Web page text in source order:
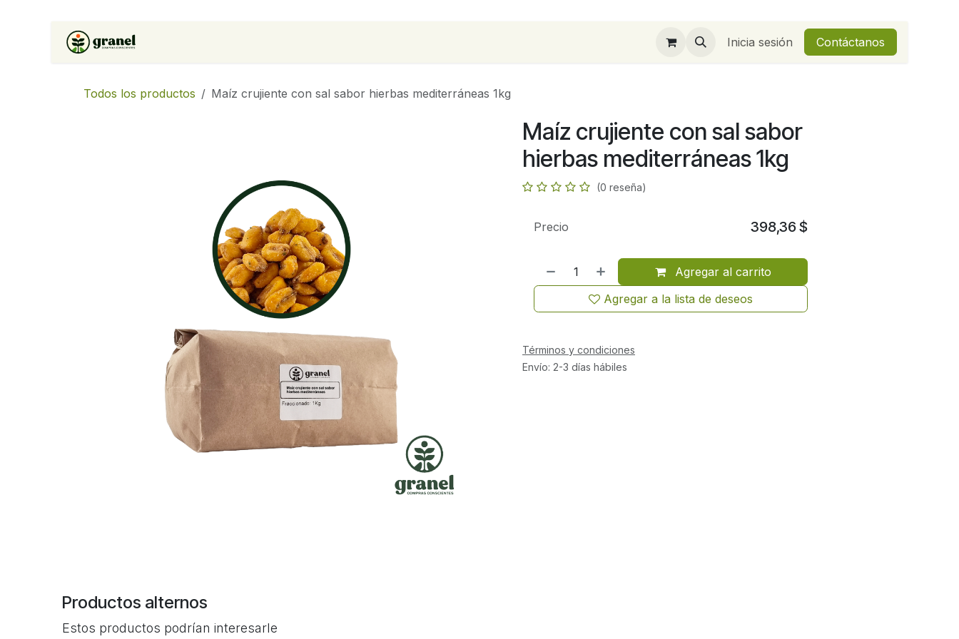
Ir al contenido
Inicia sesión Contáctanos
Todos los productos Maíz crujiente con sal sabor hierbas mediterráneas 1kg
Maíz crujiente con sal sabor
hierbas mediterráneas 1kg
(0 reseña)
Agregar al carrito
Agregar a la lista de deseos
Precio 398,36 $
Términos y condiciones
Envío: 2-3 días hábiles
Productos alternos
Estos productos podrían interesarle